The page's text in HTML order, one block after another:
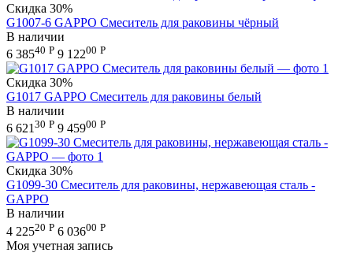
Скидка 30%
G1007-6 GAPPO Смеситель для раковины чёрный
В наличии
6 38540 Р 9 12200 Р
Скидка 30%
G1017 GAPPO Смеситель для раковины белый
В наличии
6 62130 Р 9 45900 Р
Скидка 30%
G1099-30 Смеситель для раковины, нержавеющая сталь -
GAPPO
В наличии
4 22520 Р 6 03600 Р
Моя учетная запись